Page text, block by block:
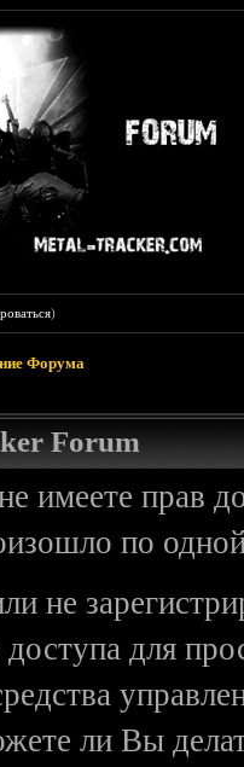
)
Форума
Forum
имеете прав
по
не
доступа для
ли Вы